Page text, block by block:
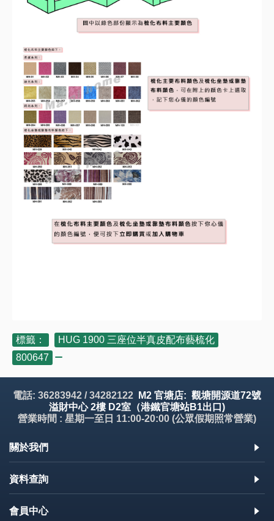
標籤： HUG 1900 三座位半真皮配布藝梳化
800647
電話: 36283942 / 34282122
M2 官塘店: 觀塘開源道72號
溢財中心 2樓 D2室（港鐵官塘站B1出口)
營業時間 : 星期一至日 11:00-20:00 (公眾假期照常營業)
關於我們
資料查詢
會員中心